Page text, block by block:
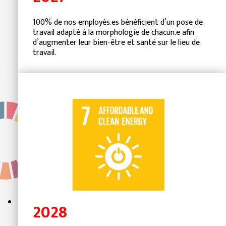
100% de nos employés.es bénéficient d’un pose de
travail adapté à la morphologie de chacun.e afin
d’augmenter leur bien-être et santé sur le lieu de
travail.
2028